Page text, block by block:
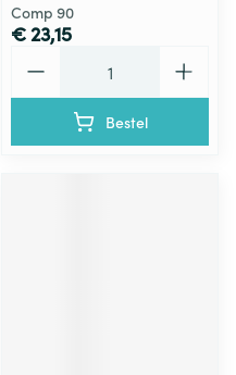
Comp 90
€ 23,15
Bestel